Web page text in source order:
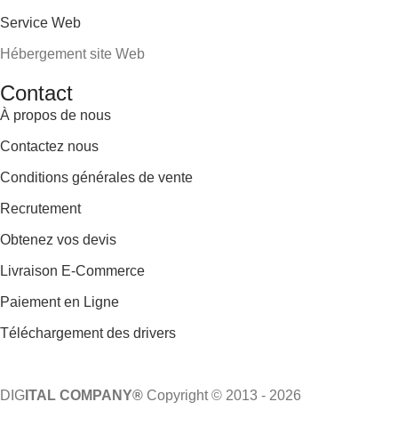
Service Web
Hébergement site Web
Contact
À propos de nous
Contactez nous
Conditions générales de vente
Recrutement
Obtenez vos devis
Livraison E-Commerce
Paiement en Ligne
Téléchargement des drivers
DIG ITAL COMPANY® Copyright © 2013 - 2026